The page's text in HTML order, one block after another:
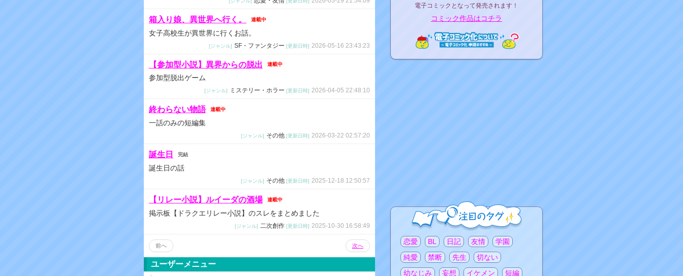
箱入り娘、異世界へ行く。 連載中
女子高校生が異世界に行くお話。
[ジャンル] SF・ファンタジー [更新日時] 2026-05-16 23:43:23
【参加型小説】異界からの脱出 連載中
参加型脱出ゲーム
[ジャンル] ミステリー・ホラー [更新日時] 2026-04-05 22:48:10
終わらない物語 連載中
一話のみの短編集
[ジャンル] その他 [更新日時] 2026-03-22 02:57:20
誕生日 完結
誕生日の話
[ジャンル] その他 [更新日時] 2025-12-18 12:50:57
【リレー小説】ルイーダの酒場 連載中
掲示板【ドラクエリレー小説】のスレをまとめました
[ジャンル] 二次創作 [更新日時] 2025-10-30 16:58:49
前へ 次へ
ユーザーメニュー
電子コミックとなって発売されます！
コミック作品はコチラ
注目のタグ
恋愛 BL 日記 友情
学園
純愛
禁断 先生
切ない
幼なじみ
妄想 イケメン
短編